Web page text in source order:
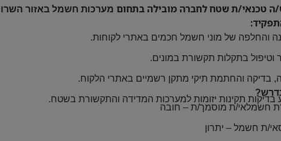
ה טכנאי/ת שטח לחברה מובילה בתחום מערכות חשמל באזור
והחלפה של מוני חשמל חכמים באתרי לקוחות.
וטיפול בתקלות תקשורת במונים.
בדיקה והחתמת תיקי מתקן רשמיים באתרי הלקוח.
בדיקות תקינות יזומות למערכות המדידה והתקשורת בשטח.
חשמלאי/ת מוסמך/ת – חובה
ת חשמל – יתרון